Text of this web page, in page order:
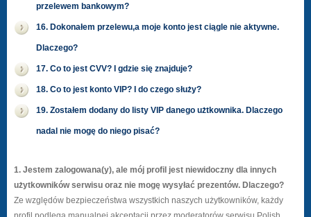
przelewem bankowym?
16. Dokonałem przelewu,a moje konto jest ciągle nie aktywne.
Dlaczego?
17. Co to jest CVV? I gdzie się znajduje?
18. Co to jest konto VIP? I do czego służy?
19. Zostałem dodany do listy VIP danego użtkownika. Dlaczego
nadal nie mogę do niego pisać?
1. Jestem zalogowana(y), ale mój profil jest niewidoczny dla innych
użytkowników serwisu oraz nie mogę wysyłać prezentów. Dlaczego?
Ze względów bezpieczeństwa wszystkich naszych użytkowników, każdy